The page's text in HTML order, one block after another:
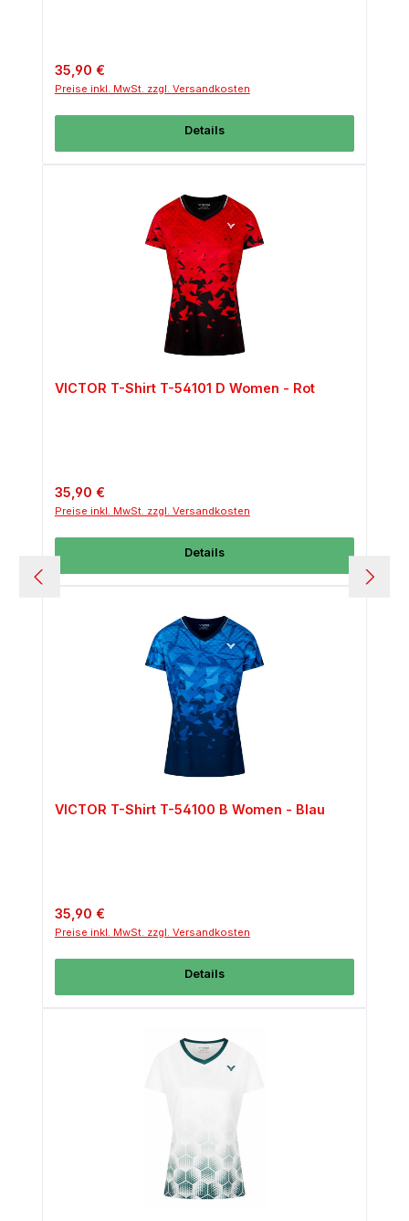
Regulärer Preis:
35,90 €
Preise inkl. MwSt. zzgl. Versandkosten
Details
VICTOR T-Shirt T-54101 D Women - Rot
Regulärer Preis:
35,90 €
Preise inkl. MwSt. zzgl. Versandkosten
Details
VICTOR T-Shirt T-54100 B Women - Blau
Regulärer Preis:
35,90 €
Preise inkl. MwSt. zzgl. Versandkosten
Details